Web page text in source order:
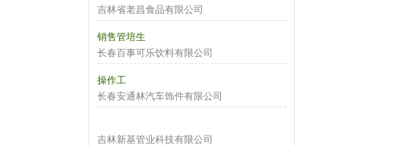
吉林省老昌食品有限公司
销售管培生
长春百事可乐饮料有限公司
操作工
长春安通林汽车饰件有限公司
吉林新基管业科技有限公司